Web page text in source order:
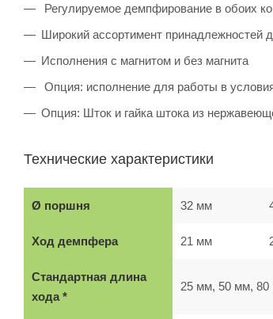
Регулируемое демпфирование в обоих
Широкий ассортимент принадлежностей
Исполнения с магнитом и без магнита
Опция: исполнение для работы в
Опция: Шток и гайка штока из
Технические характеристики
Ø поршня 32 мм
Ход демпфера 21 мм
Стандартная длина
хода *
25 мм, 50 мм,